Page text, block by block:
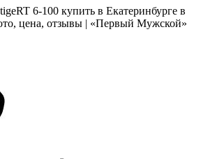
6-100 купить в Екатеринбурге в
цена, отзывы | «Первый Мужской»